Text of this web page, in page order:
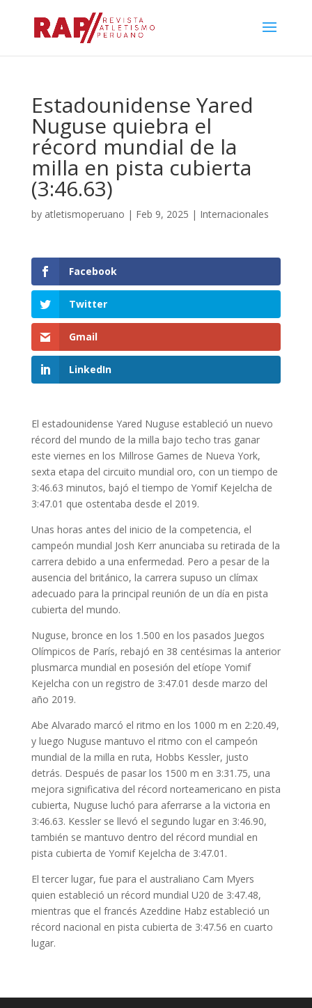
Estadounidense Yared
Nuguse quiebra el
récord mundial de la
milla en pista cubierta
(3:46.63)
by atletismoperuano | Feb 9, 2025 | Internacionales
Facebook
Twitter
Gmail
LinkedIn
El estadounidense Yared Nuguse estableció un nuevo
récord del mundo de la milla bajo techo tras ganar
este viernes en los Millrose Games de Nueva York,
sexta etapa del circuito mundial oro, con un tiempo de
3:46.63 minutos, bajó el tiempo de Yomif Kejelcha de
3:47.01 que ostentaba desde el 2019.
Unas horas antes del inicio de la competencia, el
campeón mundial Josh Kerr anunciaba su retirada de la
carrera debido a una enfermedad. Pero a pesar de la
ausencia del británico, la carrera supuso un clímax
adecuado para la principal reunión de un día en pista
cubierta del mundo.
Nuguse, bronce en los 1.500 en los pasados Juegos
Olímpicos de París, rebajó en 38 centésimas la anterior
plusmarca mundial en posesión del etíope Yomif
Kejelcha con un registro de 3:47.01 desde marzo del
año 2019.
Abe Alvarado marcó el ritmo en los 1000 m en 2:20.49,
y luego Nuguse mantuvo el ritmo con el campeón
mundial de la milla en ruta, Hobbs Kessler, justo
detrás. Después de pasar los 1500 m en 3:31.75, una
mejora significativa del récord norteamericano en pista
cubierta, Nuguse luchó para aferrarse a la victoria en
3:46.63. Kessler se llevó el segundo lugar en 3:46.90,
también se mantuvo dentro del récord mundial en
pista cubierta de Yomif Kejelcha de 3:47.01.
El tercer lugar, fue para el australiano Cam Myers
quien estableció un récord mundial U20 de 3:47.48,
mientras que el francés Azeddine Habz estableció un
récord nacional en pista cubierta de 3:47.56 en cuarto
lugar.